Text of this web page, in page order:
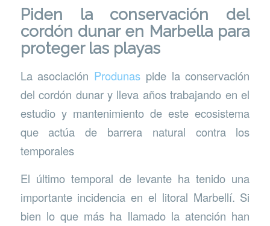
Piden la conservación del
cordón dunar en Marbella para
proteger las playas
La asociación Produnas pide la conservación
del cordón dunar y lleva años trabajando en el
estudio y mantenimiento de este ecosistema
que actúa de barrera natural contra los
temporales
El último temporal de levante ha tenido una
importante incidencia en el litoral Marbellí. Si
bien lo que más ha llamado la atención han